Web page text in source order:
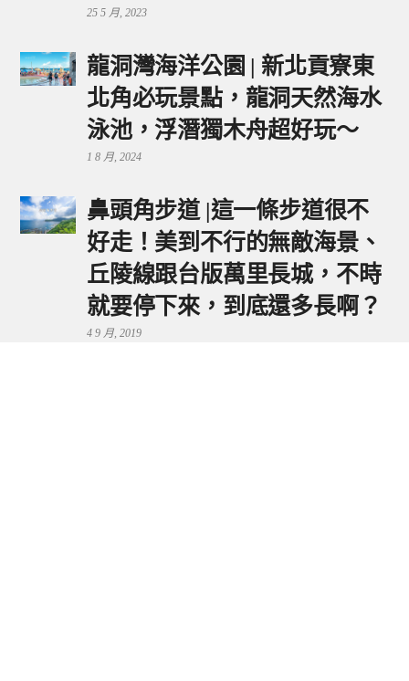
25 5 月, 2023
龍洞灣海洋公園 | 新北貢寮東
北角必玩景點，龍洞天然海水
泳池，浮潛獨木舟超好玩～
1 8 月, 2024
鼻頭角步道 |這一條步道很不
好走！美到不行的無敵海景、
丘陵線跟台版萬里長城，不時
就要停下來，到底還多長啊？
4 9 月, 2019